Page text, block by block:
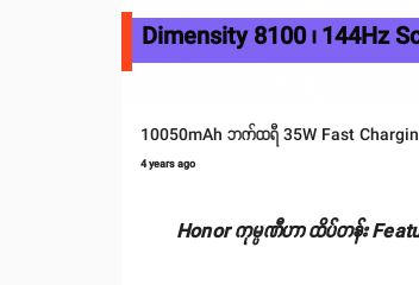
Dimensity 8100 ၊ 144Hz
10050mAh ဘက်ထရီ 35W Fast
4 years ago
Honor ကုမ္ပဏီဟာ ထိပ်တန်း